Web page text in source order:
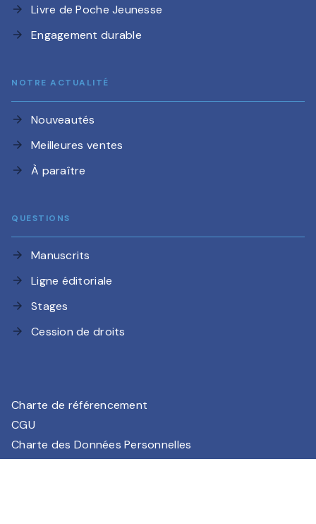
arrow_forward Livre de Poche Jeunesse
arrow_forward Engagement durable
NOTRE ACTUALITÉ
arrow_forward Nouveautés
arrow_forward Meilleures ventes
arrow_forward À paraître
QUESTIONS
arrow_forward Manuscrits
arrow_forward Ligne éditoriale
arrow_forward Stages
arrow_forward Cession de droits
Charte de référencement
CGU
Charte des Données Personnelles
Mentions légales